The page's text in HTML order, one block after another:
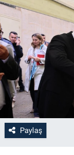
Paylaş
Sağlık
Eğitim
Kültür
3.Sayfa
Medya
Bilim-Tek